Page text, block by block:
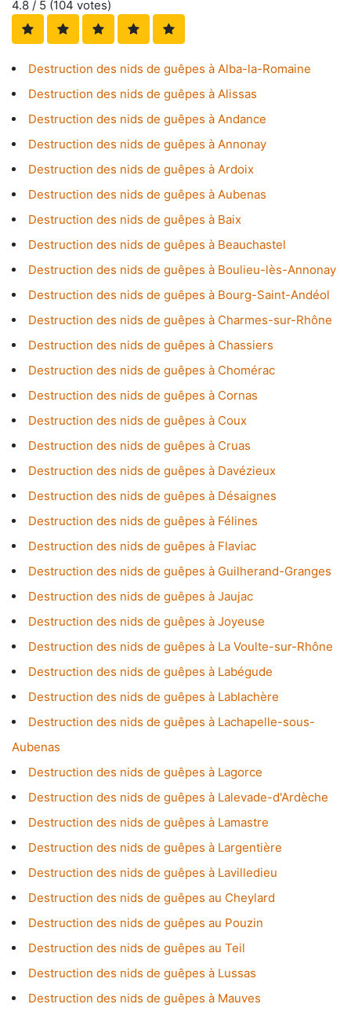
4.8 / 5 (104 votes)
Destruction des nids de guêpes à Alba-la-Romaine
Destruction des nids de guêpes à Alissas
Destruction des nids de guêpes à Andance
Destruction des nids de guêpes à Annonay
Destruction des nids de guêpes à Ardoix
Destruction des nids de guêpes à Aubenas
Destruction des nids de guêpes à Baix
Destruction des nids de guêpes à Beauchastel
Destruction des nids de guêpes à Boulieu-lès-Annonay
Destruction des nids de guêpes à Bourg-Saint-Andéol
Destruction des nids de guêpes à Charmes-sur-Rhône
Destruction des nids de guêpes à Chassiers
Destruction des nids de guêpes à Chomérac
Destruction des nids de guêpes à Cornas
Destruction des nids de guêpes à Coux
Destruction des nids de guêpes à Cruas
Destruction des nids de guêpes à Davézieux
Destruction des nids de guêpes à Désaignes
Destruction des nids de guêpes à Félines
Destruction des nids de guêpes à Flaviac
Destruction des nids de guêpes à Guilherand-Granges
Destruction des nids de guêpes à Jaujac
Destruction des nids de guêpes à Joyeuse
Destruction des nids de guêpes à La Voulte-sur-Rhône
Destruction des nids de guêpes à Labégude
Destruction des nids de guêpes à Lablachère
Destruction des nids de guêpes à Lachapelle-sous-
Aubenas
Destruction des nids de guêpes à Lagorce
Destruction des nids de guêpes à Lalevade-d'Ardèche
Destruction des nids de guêpes à Lamastre
Destruction des nids de guêpes à Largentière
Destruction des nids de guêpes à Lavilledieu
Destruction des nids de guêpes au Cheylard
Destruction des nids de guêpes au Pouzin
Destruction des nids de guêpes au Teil
Destruction des nids de guêpes à Lussas
Destruction des nids de guêpes à Mauves